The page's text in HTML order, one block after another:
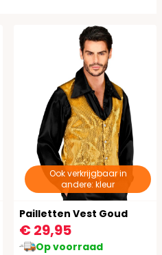
Ook verkrijgbaar in
andere: kleur
Pailletten Vest Goud
€ 29,95
Op voorraad